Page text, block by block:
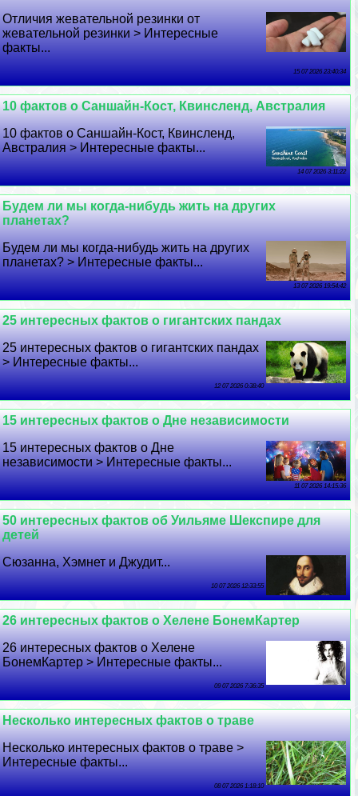
Отличия жевательной резинки от
жевательной резинки > Интересные
факты...
15 07 2026 23:40:34
10 фактов о Саншайн-Кост, Квинсленд, Австралия
10 фактов о Саншайн-Кост, Квинсленд,
Австралия > Интересные факты...
14 07 2026 3:11:22
Будем ли мы когда-нибудь жить на других
планетах?
Будем ли мы когда-нибудь жить на других
планетах? > Интересные факты...
13 07 2026 19:54:42
25 интересных фактов о гигантских пандах
25 интересных фактов о гигантских пандах
> Интересные факты...
12 07 2026 0:38:40
15 интересных фактов о Дне независимости
15 интересных фактов о Дне
независимости > Интересные факты...
11 07 2026 14:15:36
50 интересных фактов об Уильяме Шекспире для
детей
Сюзанна, Хэмнет и Джудит...
10 07 2026 12:33:55
26 интересных фактов о Хелене БонемКартер
26 интересных фактов о Хелене
БонемКартер > Интересные факты...
09 07 2026 7:36:35
Несколько интересных фактов о траве
Несколько интересных фактов о траве >
Интересные факты...
08 07 2026 1:18:10